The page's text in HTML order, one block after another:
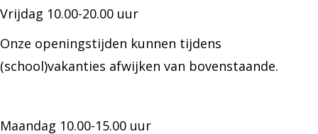
Vrijdag 10.00-20.00 uur
Onze openingstijden kunnen tijdens
(school)vakanties afwijken van bovenstaande.
Maandag 10.00-15.00 uur